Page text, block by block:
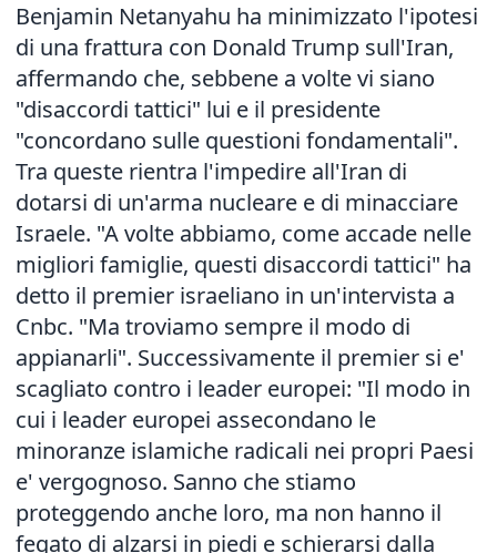
Benjamin Netanyahu ha minimizzato l'ipotesi
di una frattura con Donald Trump sull'Iran,
affermando che, sebbene a volte vi siano
"disaccordi tattici" lui e il presidente
"concordano sulle questioni fondamentali".
Tra queste rientra l'impedire all'Iran di
dotarsi di un'arma nucleare e di minacciare
Israele. "A volte abbiamo, come accade nelle
migliori famiglie, questi disaccordi tattici" ha
detto il premier israeliano in un'intervista a
Cnbc. "Ma troviamo sempre il modo di
appianarli". Successivamente il premier si e'
scagliato contro i leader europei: "Il modo in
cui i leader europei assecondano le
minoranze islamiche radicali nei propri Paesi
e' vergognoso. Sanno che stiamo
proteggendo anche loro, ma non hanno il
fegato di alzarsi in piedi e schierarsi dalla